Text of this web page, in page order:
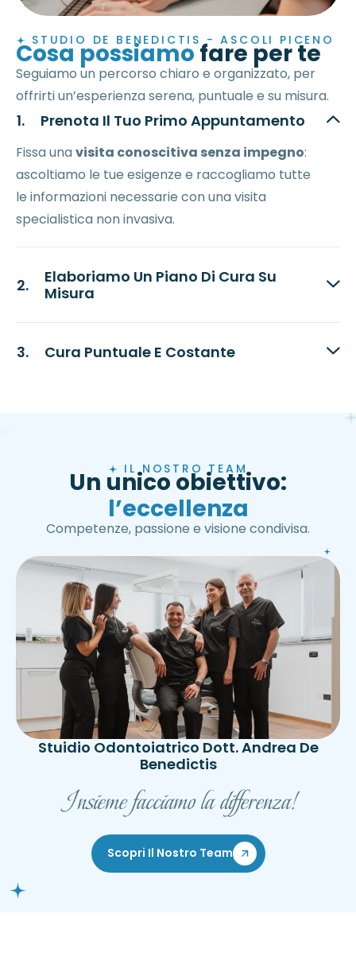
STUDIO DE BENEDICTIS - ASCOLI PICENO
Cosa possiamofare per te
Seguiamo un percorso chiaro e organizzato, per
offrirti un’esperienza serena, puntuale e su misura.
Prenota Il Tuo Primo Appuntamento
Fissa unavisita conoscitiva senza impegno:
ascoltiamo le tue esigenze e raccogliamo tutte
le informazioni necessarie con una visita
specialistica non invasiva.
Elaboriamo Un Piano Di Cura Su
Misura
Cura Puntuale E Costante
IL NOSTRO TEAM
Un unico obiettivo:
l’eccellenza
Competenze, passione e visione condivisa.
Stuidio Odontoiatrico Dott. Andrea De
Benedictis
Insieme facciamo la differenza!
Scopri Il Nostro Team